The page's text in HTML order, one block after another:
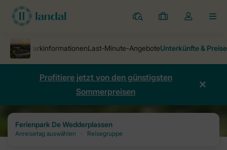
Ferienparks
Meine
Dropdown-
meines
öffnen
Profitiere jetzt von den günstigsten
Sommerpreisen
Ferienparks Ferienpark De Wedderplassen